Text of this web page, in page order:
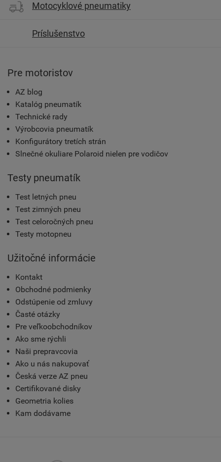
Motocyklové pneumatiky
Príslušenstvo
Pre motoristov
AZ blog
Katalóg pneumatík
Technické rady
Výrobcovia pneumatík
Konfigurátory tretích strán
Slnečné okuliare Polaroid nielen pre vodičov
Testy pneumatík
Test letných pneu
Test zimných pneu
Test celoročných pneu
Testy motopneu
Užitočné informácie
Kontakt
Obchodné podmienky
Odstúpenie od zmluvy
Časté otázky
Pre veľkoobchodníkov
Ako sme rýchli
Naši prepravcovia
Ako u nás nakupovať
Česká verze AZ pneu
Certifikované disky
Geometria kolies
Kam dodávame